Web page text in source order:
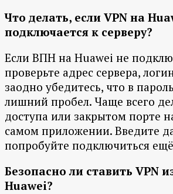
Что делать, если VPN на
подключается к серверу?
Если ВПН на Huawei не
проверьте адрес сервера,
заодно убедитесь, что в
лишний пробел. Чаще всего
доступа или закрытом порте
самом приложении. Введите
попробуйте подключиться
Безопасно ли ставить VPN
Huawei?